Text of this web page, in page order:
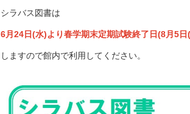
シラバス図書は
6月24日(水)より春学期末定期試験終了日(8月5
しますので館内で利用してください。